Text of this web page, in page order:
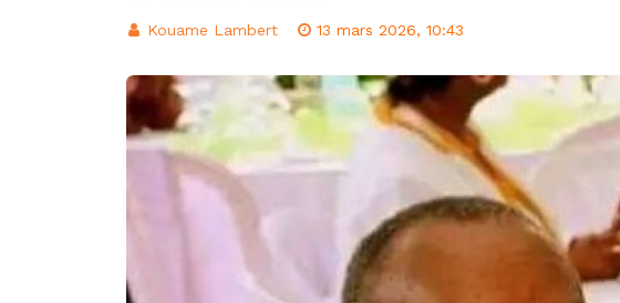
Classement FIFA: La Côte
Kouame Lambert 13 mars 2026, 10:43